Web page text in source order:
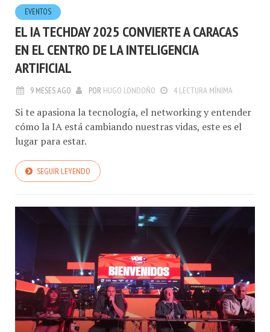
EVENTOS
EL IA TECHDAY 2025 CONVIERTE A CARACAS
EN EL CENTRO DE LA INTELIGENCIA
ARTIFICIAL
9 MESES AGO POR HUGO LONDOÑO 4 LECTURA MÍNIMA
Si te apasiona la tecnología, el networking y entender
cómo la IA está cambiando nuestras vidas, este es el
lugar para estar.
SEGUIR LEYENDO